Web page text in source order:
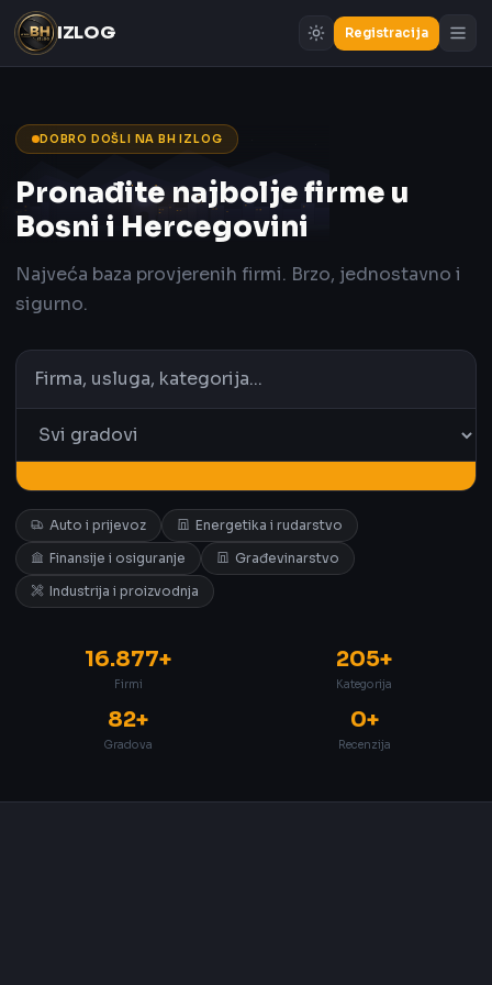
IZLOG Registracija
DOBRO DOŠLI NA BH IZLOG
Pronađite najbolje firme u
Bosni i Hercegovini
Najveća baza provjerenih firmi. Brzo, jednostavno i
sigurno.
Auto i prijevoz
Energetika i rudarstvo
Finansije i osiguranje
Građevinarstvo
Industrija i proizvodnja
16.877+
Firmi
205+
Kategorija
82+
Gradova
0+
Recenzija